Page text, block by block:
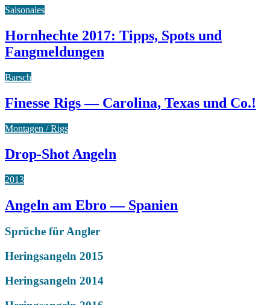
Saisonales
Hornhechte 2017: Tipps, Spots und
Fangmeldungen
Barsch
Finesse Rigs — Carolina, Texas und Co.!
Montagen / Rigs
Drop-Shot Angeln
2013
Angeln am Ebro — Spanien
Sprüche für Angler
Heringsangeln 2015
Heringsangeln 2014